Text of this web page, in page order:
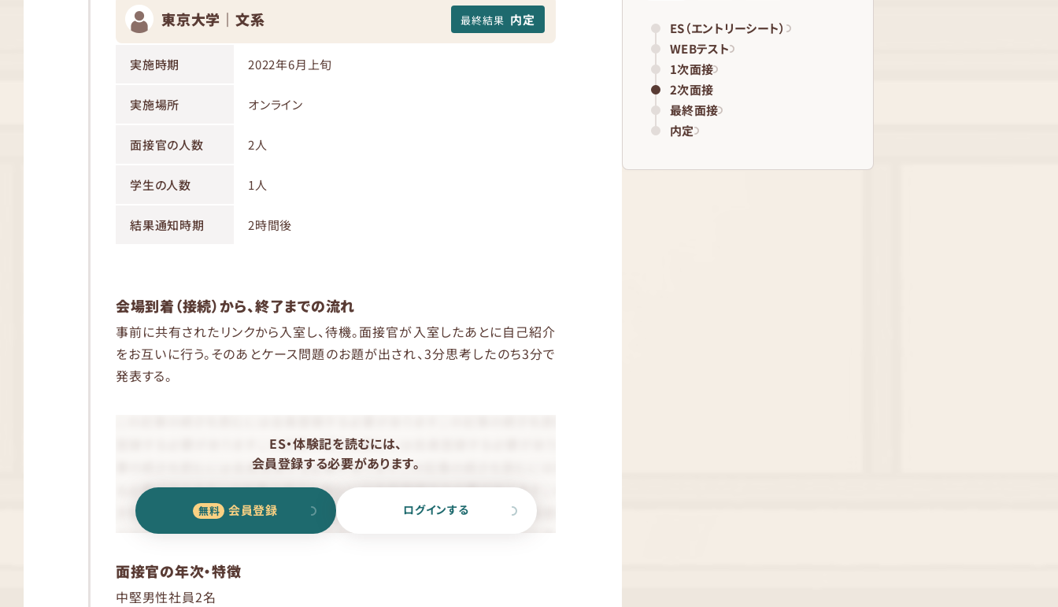
東京大学｜文系 最終結果 内定
実施時期 2022年6月上旬
実施場所 オンライン
面接官の人数 2人
学生の人数 1人
結果通知時期 2時間後
会場到着（接続）から、終了までの流れ
事前に共有されたリンクから入室し、待機。面接官が入室したあとに自己紹介
をお互いに行う。そのあとケース問題のお題が出され、3分思考したのち3分で
発表する。
ES・体験記を読むには、
会員登録する必要があります。
会員登録 ログインする
面接官の年次・特徴
中堅男性社員2名
ES（エントリーシート）
WEBテスト
1次面接
2次面接
最終面接
内定